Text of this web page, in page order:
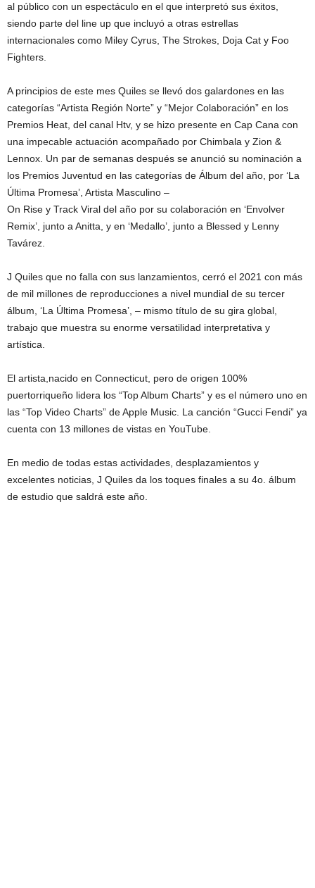
al público con un espectáculo en el que interpretó sus éxitos,
siendo parte del line up que incluyó a otras estrellas
internacionales como Miley Cyrus, The Strokes, Doja Cat y Foo
Fighters.
A principios de este mes Quiles se llevó dos galardones en las
categorías “Artista Región Norte” y “Mejor Colaboración” en los
Premios Heat, del canal Htv, y se hizo presente en Cap Cana con
una impecable actuación acompañado por Chimbala y Zion &
Lennox. Un par de semanas después se anunció su nominación a
los Premios Juventud en las categorías de Álbum del año, por ‘La
Última Promesa’, Artista Masculino –
On Rise y Track Viral del año por su colaboración en ‘Envolver
Remix’, junto a Anitta, y en ‘Medallo’, junto a Blessed y Lenny
Tavárez.
J Quiles que no falla con sus lanzamientos, cerró el 2021 con más
de mil millones de reproducciones a nivel mundial de su tercer
álbum, ‘La Última Promesa’, – mismo título de su gira global,
trabajo que muestra su enorme versatilidad interpretativa y
artística.
El artista,nacido en Connecticut, pero de origen 100%
puertorriqueño lidera los “Top Album Charts” y es el número uno en
las “Top Video Charts” de Apple Music. La canción “Gucci Fendi” ya
cuenta con 13 millones de vistas en YouTube.
En medio de todas estas actividades, desplazamientos y
excelentes noticias, J Quiles da los toques finales a su 4o. álbum
de estudio que saldrá este año.